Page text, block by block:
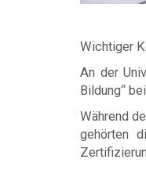
Wichtiger
An der
Bildung“
Während
gehörten